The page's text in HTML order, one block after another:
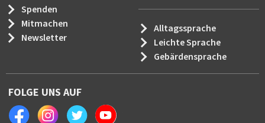
Spenden
Mitmachen
Newsletter
Alltagssprache
Leichte Sprache
Gebärdensprache
FOLGE UNS AUF
FacebookInstagramTwitter